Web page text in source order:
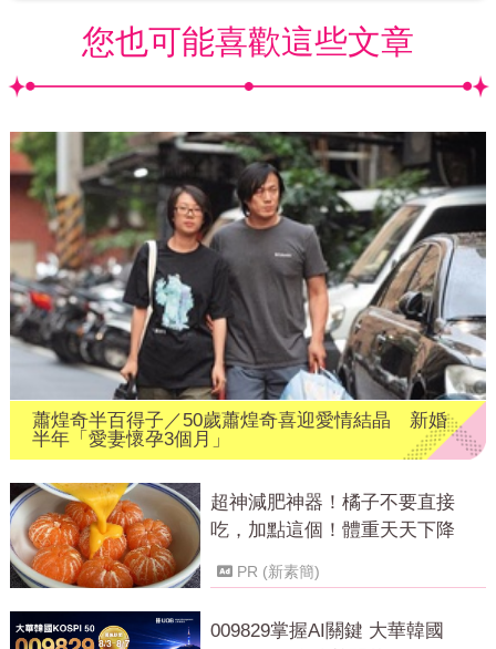
您也可能喜歡這些文章
蕭煌奇半百得子／50歲蕭煌奇喜迎愛情結晶 新婚
半年「愛妻懷孕3個月」
超神減肥神器！橘子不要直接
吃，加點這個！體重天天下降
PR (新素簡)
009829掌握AI關鍵 大華韓國